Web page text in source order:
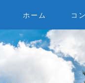
ホーム コ